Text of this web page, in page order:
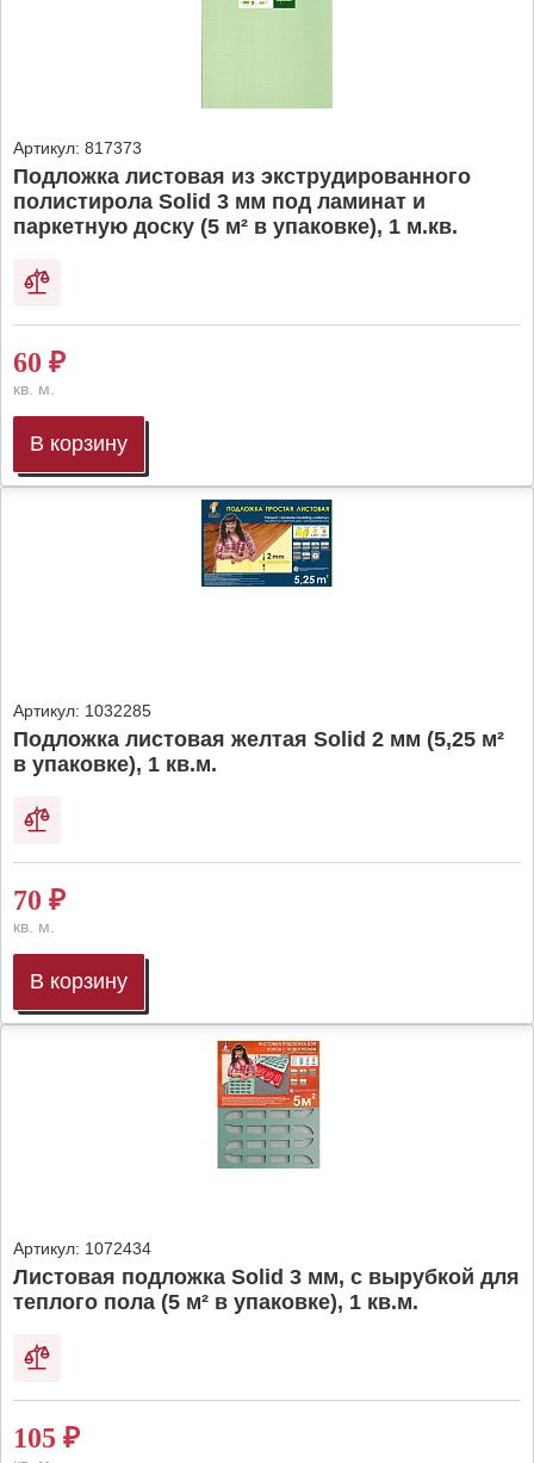
Артикул: 817373
Подложка листовая из экструдированного
полистирола Solid 3 мм под ламинат и
паркетную доску (5 м² в упаковке), 1 м.кв.
60 ₽
кв. м.
В корзину
Артикул: 1032285
Подложка листовая желтая Solid 2 мм (5,25 м²
в упаковке), 1 кв.м.
70 ₽
кв. м.
В корзину
Артикул: 1072434
Листовая подложка Solid 3 мм, с вырубкой для
теплого пола (5 м² в упаковке), 1 кв.м.
105 ₽